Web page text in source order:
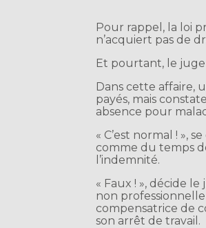
Pour rappel, la loi
n’acquiert pas de
Et pourtant, le
Dans cette affaire,
payés, mais
absence pour
« C’est normal ! »,
comme du temps
l’indemnité.
« Faux ! », décide
non
compensatrice de
son arrêt de travail.